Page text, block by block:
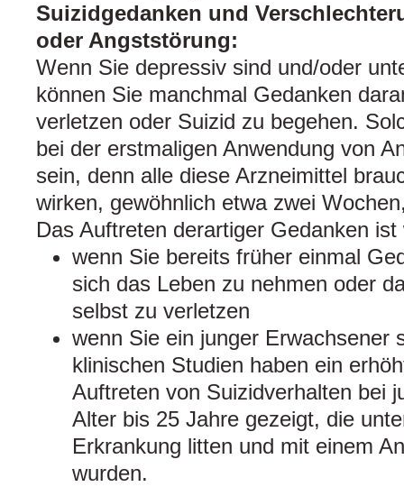
Suizidgedanken und
oder Angststörung:
Wenn Sie depressiv sind und/oder
können Sie manchmal Gedanken
verletzen oder Suizid zu begehen.
bei der erstmaligen Anwendung von
sein, denn alle diese Arzneimittel
wirken, gewöhnlich etwa zwei
Das Auftreten derartiger Gedanken
wenn Sie bereits früher einmal
sich das Leben zu nehmen oder
selbst zu verletzen
wenn Sie ein junger Erwachsener
klinischen Studien haben ein
Auftreten von Suizidverhalten bei
Alter bis 25 Jahre gezeigt, die
Erkrankung litten und mit einem
wurden.